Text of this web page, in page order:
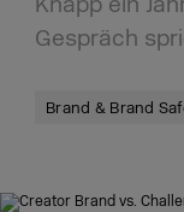
Gespräch
Brand & Brand